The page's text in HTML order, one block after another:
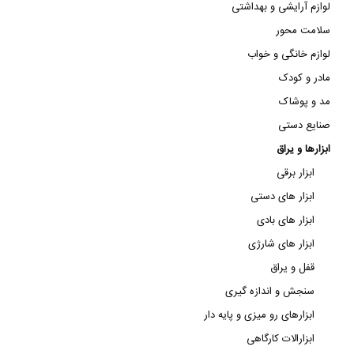
لوازم آرایشی و بهداشتی
سلامت محور
لوازم خانگی و خواب
مادر و کودک
مد و پوشاک
صنایع دستی
ابزارها و یراق
ابزار برقی
ابزار های دستی
ابزار های بادی
ابزار های شارژی
قفل و یراق
سنجش و اندازه گیری
ابزارهای رو میزی و پایه دار
ابزارالات کارگاهی